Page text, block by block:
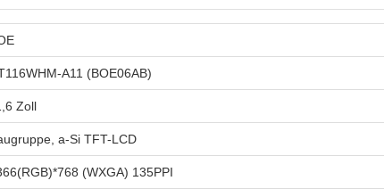
A11 (BOE06AB)
Zoll
a-Si TFT-LCD
(WXGA) 135PPI